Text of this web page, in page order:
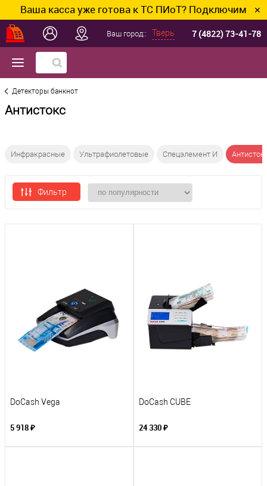
касса уже готова к ТС ПИоТ? Подключим и ✕
Ваш город:: Тверь 7 (4822) 73-41-78
Детекторы банкнот
Антистокс
Инфракрасные Ультрафиолетовые Спецэлемент И
Фильтр
DoCash Vega
5 918 ₽
DoCash CUBE
24 330 ₽